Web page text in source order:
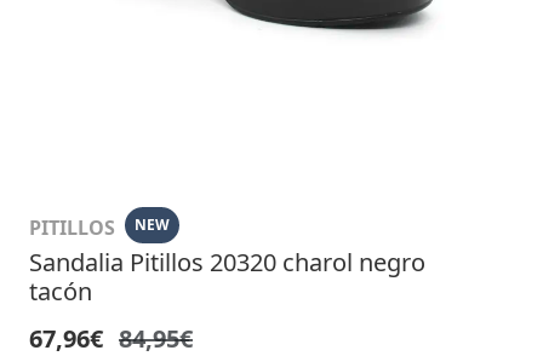
PITILLOS NEW
Sandalia Pitillos 20320 charol negro
tacón
67,96€ 84,95€